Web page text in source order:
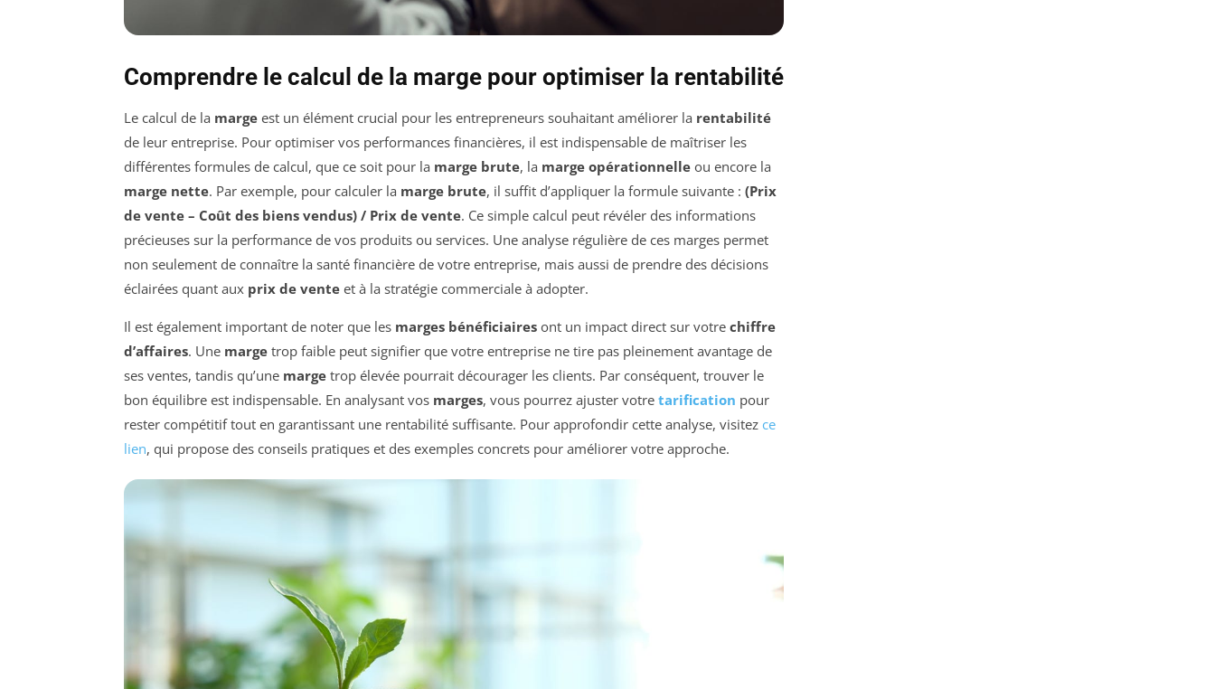
Comprendre le calcul de la marge pour optimiser la rentabilité
Le calcul de la marge est un élément crucial pour les entrepreneurs souhaitant améliorer la rentabilité
de leur entreprise. Pour optimiser vos performances financières, il est indispensable de maîtriser les
différentes formules de calcul, que ce soit pour la marge brute, la marge opérationnelle ou encore la
marge nette. Par exemple, pour calculer la marge brute, il suffit d’appliquer la formule suivante : (Prix
de vente – Coût des biens vendus) / Prix de vente. Ce simple calcul peut révéler des informations
précieuses sur la performance de vos produits ou services. Une analyse régulière de ces marges permet
non seulement de connaître la santé financière de votre entreprise, mais aussi de prendre des décisions
éclairées quant aux prix de vente et à la stratégie commerciale à adopter.
Il est également important de noter que les marges bénéficiaires ont un impact direct sur votre chiffre
d’affaires. Une marge trop faible peut signifier que votre entreprise ne tire pas pleinement avantage de
ses ventes, tandis qu’une marge trop élevée pourrait décourager les clients. Par conséquent, trouver le
bon équilibre est indispensable. En analysant vos marges, vous pourrez ajuster votre tarification pour
rester compétitif tout en garantissant une rentabilité suffisante. Pour approfondir cette analyse, visitez ce
lien, qui propose des conseils pratiques et des exemples concrets pour améliorer votre approche.